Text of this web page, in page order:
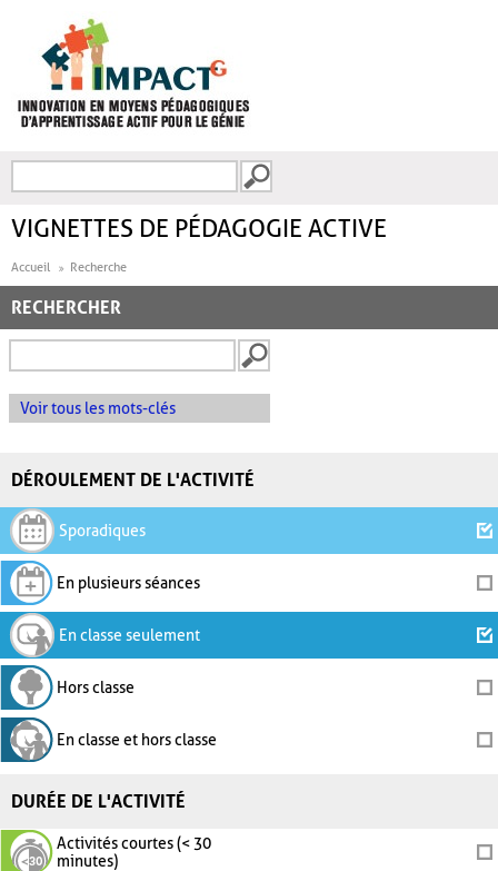
FORMULAIRE DE
VIGNETTES DE PÉDAGOGIE ACTIVE
Accueil Recherche
RECHERCHER
Voir tous les mots-clés
DÉROULEMENT DE L'ACTIVITÉ
Sporadiques
En plusieurs séances
En classe seulement
Hors classe
En classe et hors classe
DURÉE DE L'ACTIVITÉ
Activités courtes (< 30
minutes)